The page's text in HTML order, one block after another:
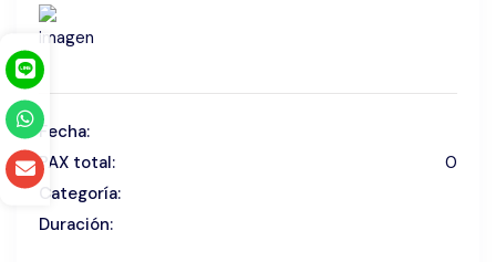
Fecha:
PAX total:
0
Categoría:
Duración: